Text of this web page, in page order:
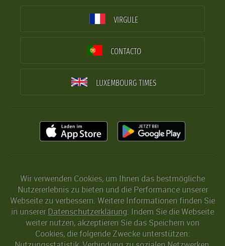
VIRGULE
CONTACTO
LUXEMBOURG TIMES
Wir verwenden Cookies, um Ihnen das bestmögliche
Nutzererlebnis zu bieten und die Performance unserer
Webseite zu verbessern. Weitere Informationen finden Sie
in unserer Datenschutzerklärung. Indem Sie die Webseite
weiter nutzen, akzeptieren Sie das Speichern von
Cookies, die folgende Zwecke unterstützen: